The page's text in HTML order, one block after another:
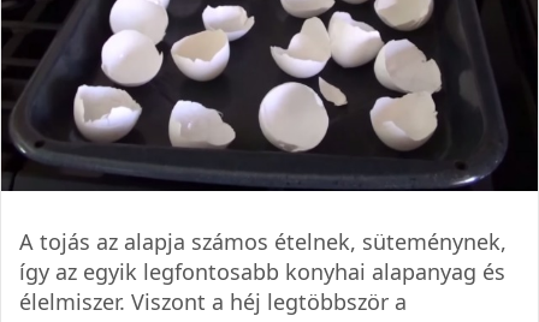
A tojás az alapja számos ételnek, süteménynek,
így az egyik legfontosabb konyhai alapanyag és
élelmiszer. Viszont a héj legtöbbször a